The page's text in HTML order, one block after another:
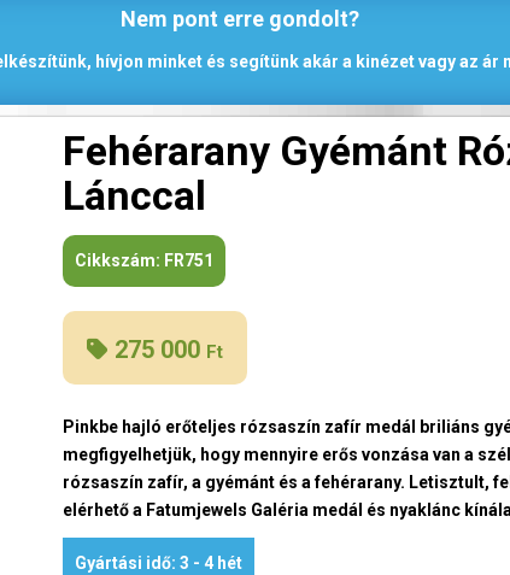
Nem pont erre gondolt?
hívjon minket és segítünk akár a kinézet vagy az ár
Fehérarany Gyémánt
Lánccal
Cikkszám: FR751
275 000 Ft
Pinkbe hajló erőteljes rózsaszín zafír medál briliáns
megfigyelhetjük, hogy mennyire erős vonzása van a
rózsaszín zafír, a gyémánt és a fehérarany. Letisztult,
elérhető a Fatumjewels Galéria medál és nyaklánc
Gyártási idő: 3 - 4 hét